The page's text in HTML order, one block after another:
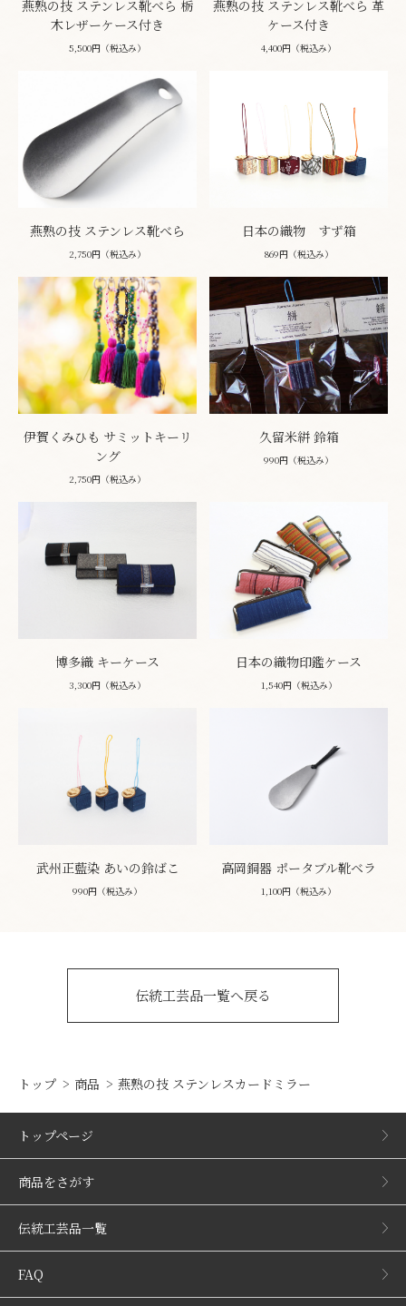
燕熟の技 ステンレス靴べら 栃
木レザーケース付き
5,500円（税込み）
燕熟の技 ステンレス靴べら 革
ケース付き
4,400円（税込み）
燕熟の技 ステンレス靴べら
2,750円（税込み）
日本の織物 すず箱
869円（税込み）
伊賀くみひも サミットキーリ
ング
2,750円（税込み）
久留米絣 鈴箱
990円（税込み）
博多織 キーケース
3,300円（税込み）
日本の織物印鑑ケース
1,540円（税込み）
武州正藍染 あいの鈴ばこ
990円（税込み）
高岡銅器 ポータブル靴ベラ
1,100円（税込み）
伝統工芸品一覧へ戻る
トップ 商品 燕熟の技 ステンレスカードミラー
トップページ
商品をさがす
伝統工芸品一覧
FAQ